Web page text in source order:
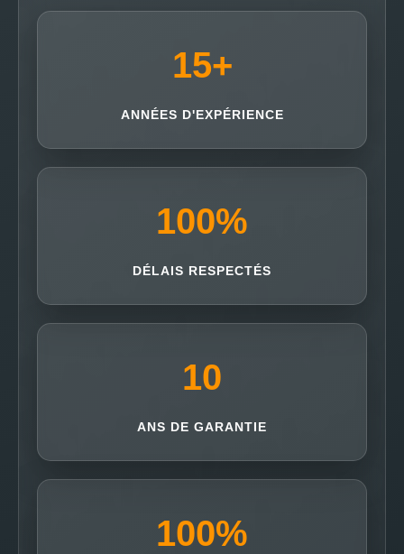
15+
ANNÉES D'EXPÉRIENCE
100%
DÉLAIS RESPECTÉS
10
ANS DE GARANTIE
100%